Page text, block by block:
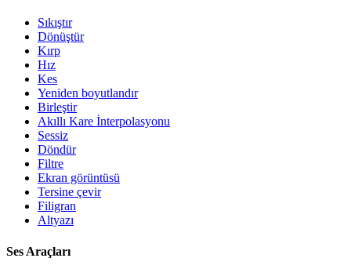
Sıkıştır
Dönüştür
Kırp
Hız
Kes
Yeniden boyutlandır
Birleştir
Akıllı Kare İnterpolasyonu
Sessiz
Döndür
Filtre
Ekran görüntüsü
Tersine çevir
Filigran
Altyazı
Ses Araçları